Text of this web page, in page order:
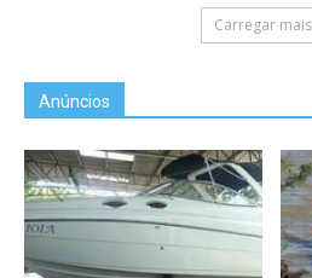
Carregar mais
Anúncios